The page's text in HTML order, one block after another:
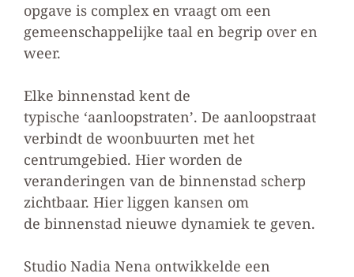
opgave is complex en vraagt om een
gemeenschappelijke taal en begrip over en
weer.
Elke binnenstad kent de
typische ‘aanloopstraten’. De aanloopstraat
verbindt de woonbuurten met het
centrumgebied. Hier worden de
veranderingen van de binnenstad scherp
zichtbaar. Hier liggen kansen om
de binnenstad nieuwe dynamiek te geven.
Studio Nadia Nena ontwikkelde een